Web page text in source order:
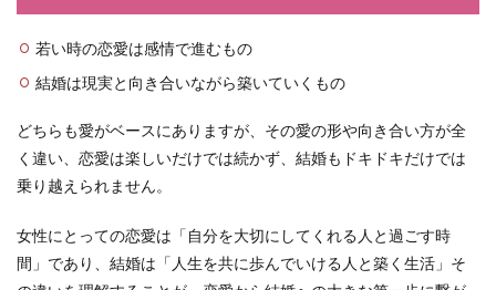
若い時の恋愛は感情で進むもの
結婚は現実と向き合いながら築いていくもの
どちらも愛がベースにありますが、その愛の形や向き合い方が全
く違い、恋愛は楽しいだけでは続かず、結婚もドキドキだけでは
乗り越えられません。
女性にとっての恋愛は「自分を大切にしてくれる人と過ごす時
間」であり、結婚は「人生を共に歩んでいける人と築く生活」そ